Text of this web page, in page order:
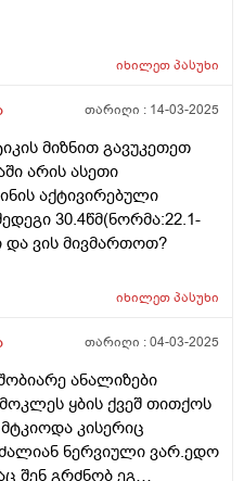
იხილეთპასუხი
თარიღი : 14-03-2025
მიზნით გავუკეთეთ
არის ასეთი
აქტივირებული
30.4წმ(ნორმა:22.1-
და ვის მივმართოთ?
იხილეთპასუხი
თარიღი :04-03-2025
ანალიზები
ყბის ქვეშ თითქოს
კისერიც
ნერვიული ვარ.ედო
შენ გრძნობ ეგ